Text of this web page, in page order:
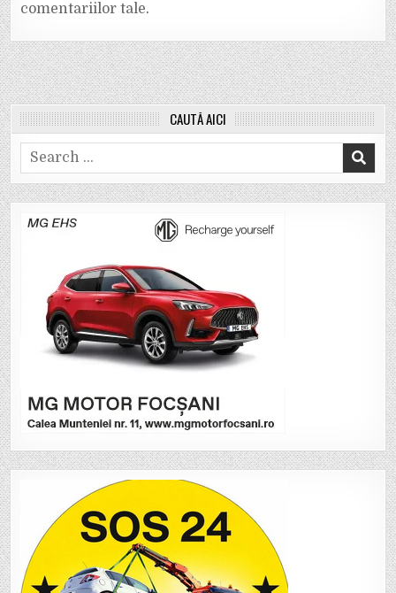
comentariilor tale.
CAUTĂ AICI
Search
for: